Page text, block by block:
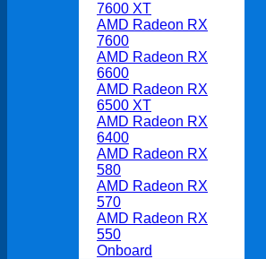
7600 XT
AMD Radeon RX
7600
AMD Radeon RX
6600
AMD Radeon RX
6500 XT
AMD Radeon RX
6400
AMD Radeon RX
580
AMD Radeon RX
570
AMD Radeon RX
550
Onboard